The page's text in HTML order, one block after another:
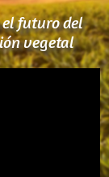
el futuro del
vegetal